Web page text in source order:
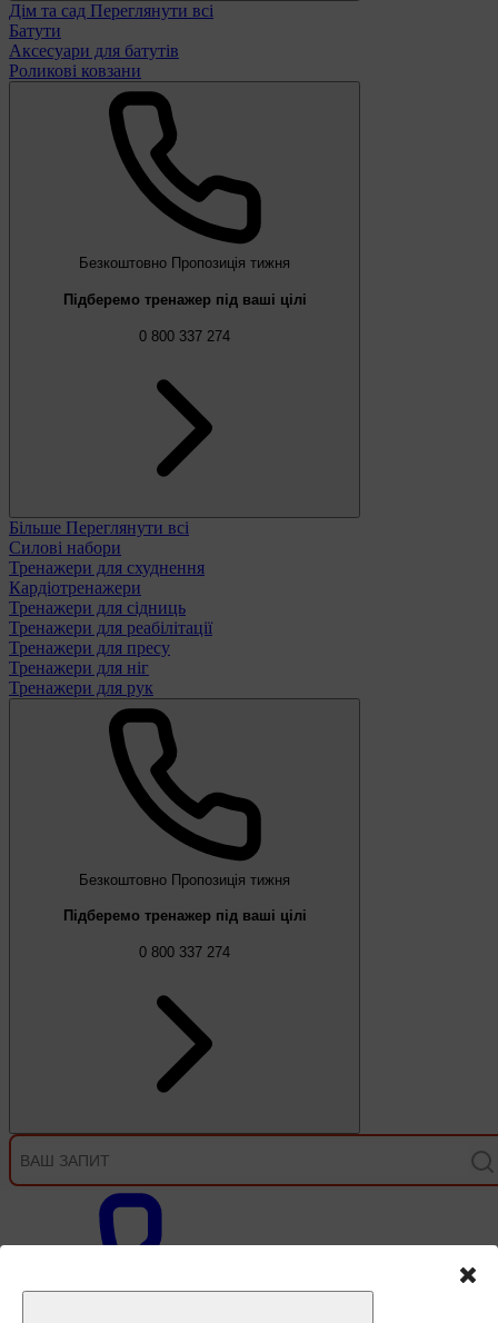
Дім та сад Переглянути всі
Батути
Аксесуари для батутів
Роликові ковзани
Безкоштовно Пропозиція тижня
Підберемо тренажер під ваші цілі
0 800 337 274
Більше Переглянути всі
Силові набори
Тренажери для схуднення
Кардіотренажери
Тренажери для сідниць
Тренажери для реабілітації
Тренажери для пресу
Тренажери для ніг
Тренажери для рук
Безкоштовно Пропозиція тижня
Підберемо тренажер під ваші цілі
0 800 337 274